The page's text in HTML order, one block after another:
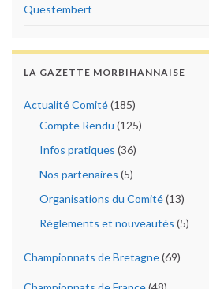
Questembert
LA GAZETTE MORBIHANNAISE
Actualité Comité(185)
Compte Rendu (125)
Infos pratiques (36)
Nos partenaires (5)
Organisations du Comité(13)
Réglements et nouveautés (5)
Championnats de Bretagne(69)